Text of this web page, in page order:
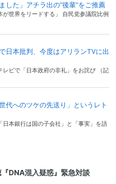
した」アチラ出の”後輩”をご推薦
が世界をリードする」 自民党参議院比例
日本批判、今度はアリランTVに出
レビで「日本政府の非礼」をお詫び （記
代へのツケの先送り」というレト
日本銀行は国の子会社」と「事実」を語
DNA混入疑惑』緊急対談